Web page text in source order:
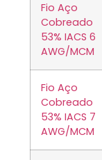
Fio Aço
Cobreado
53% IACS 6
AWG/MCM
Fio Aço
Cobreado
53% IACS 7
AWG/MCM